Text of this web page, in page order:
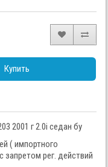
Купить
2001 г 2.0i седан бу
( импортного
запретом рег. действий